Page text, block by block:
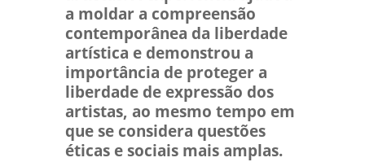
a moldar a compreensão
contemporânea da liberdade
artística e demonstrou a
importância de proteger a
liberdade de expressão dos
artistas, ao mesmo tempo em
que se considera questões
éticas e sociais mais amplas.